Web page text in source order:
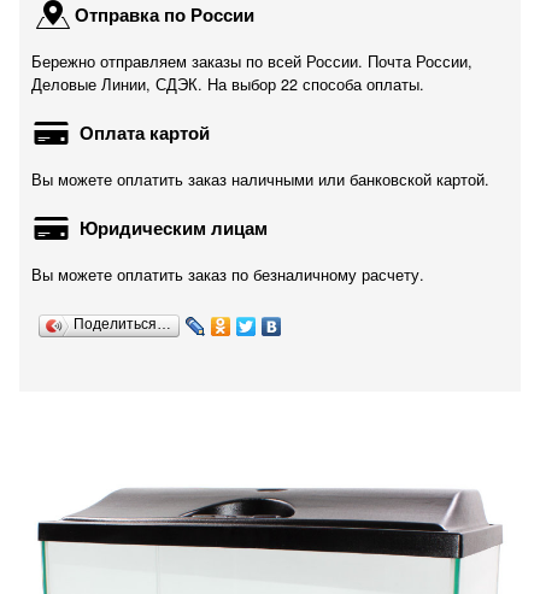
Отправка по России
Бережно отправляем заказы по всей России. Почта России,
Деловые Линии, СДЭК. На выбор 22 способа оплаты.
Оплата картой
Вы можете оплатить заказ наличными или банковской картой.
Юридическим лицам
Вы можете оплатить заказ по безналичному расчету.
Поделиться…